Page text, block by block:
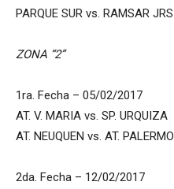
PARQUE SUR vs. RAMSAR JRS
ZONA “2”
1ra. Fecha – 05/02/2017
AT. V. MARIA vs. SP. URQUIZA
AT. NEUQUEN vs. AT. PALERMO
2da. Fecha – 12/02/2017